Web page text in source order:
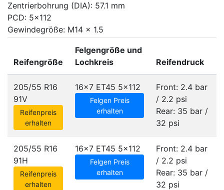
Zentrierbohrung (DIA): 57.1 mm
PCD: 5x112
Gewindegröße: M14 x 1.5
Reifengröße
Felgengröße und
Lochkreis
Reifendruck
205/55 R16
91V
Reifenpreis
erhalten
16x7 ET45 5x112
Felgen Preis
erhalten
Front: 2.4 bar
/ 2.2 psi
Rear: 35 bar /
32 psi
205/55 R16
91H
Reifenpreis
erhalten
16x7 ET45 5x112
Felgen Preis
erhalten
Front: 2.4 bar
/ 2.2 psi
Rear: 35 bar /
32 psi